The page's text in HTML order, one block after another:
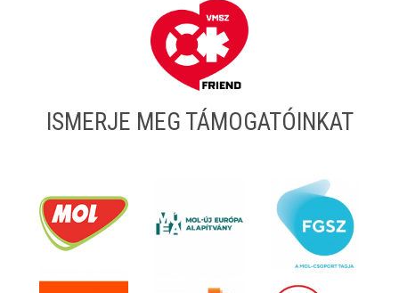
ISMERJE MEG TÁMOGATÓINKAT